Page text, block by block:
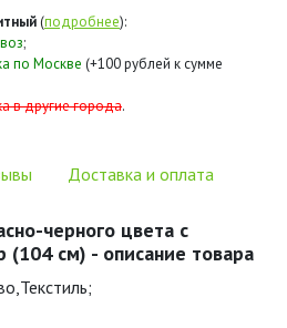
(подробнее):
;
по Москве (+100 рублей к сумме
в другие города.
Доставка и оплата
черного цвета с
см) - описание товара